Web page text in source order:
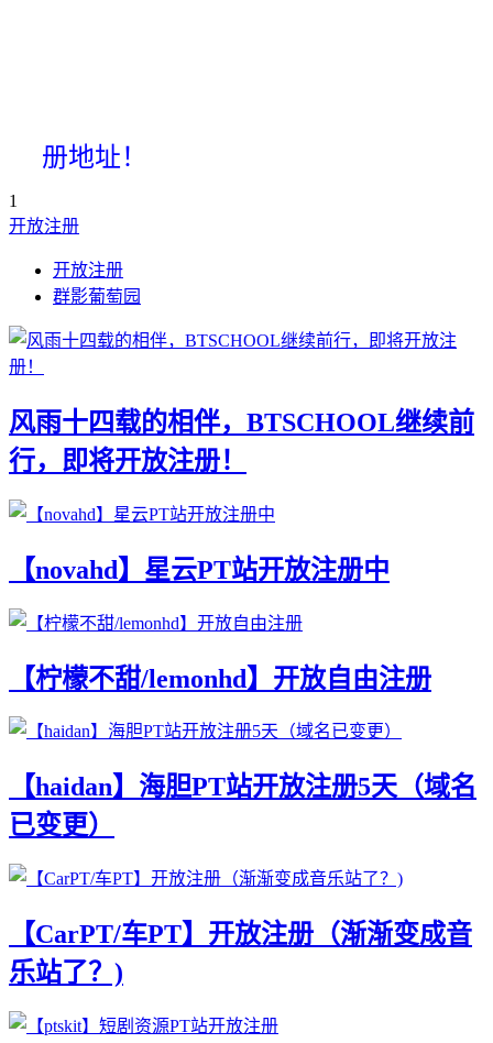
册地址！
1
开放注册
开放注册
群影葡萄园
风雨十四载的相伴，BTSCHOOL继续前
行，即将开放注册！
【novahd】星云PT站开放注册中
【柠檬不甜/lemonhd】开放自由注册
【haidan】海胆PT站开放注册5天（域名
已变更）
【CarPT/车PT】开放注册（渐渐变成音
乐站了？)